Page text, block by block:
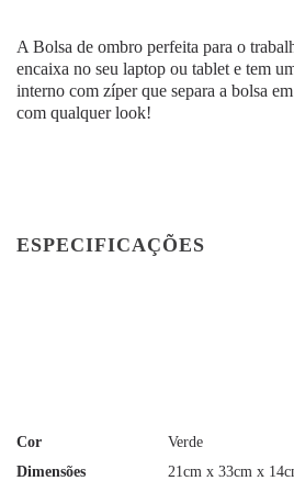
A Bolsa de ombro perfeita para o
encaixa no seu laptop ou tablet e tem
interno com zíper que separa a bolsa
com qualquer look!
ESPECIFICAÇÕES
Cor
Verde
Dimensões
21cm x 33cm x